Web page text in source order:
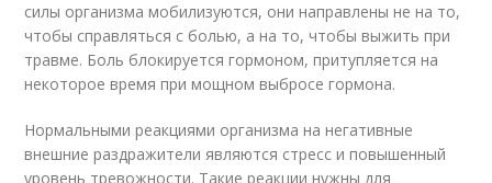
силы организма мобилизуются, они направлены не на то,
чтобы справляться с болью, а на то, чтобы выжить при
травме. Боль блокируется гормоном, притупляется на
некоторое время при мощном выбросе гормона.
Нормальными реакциями организма на негативные
внешние раздражители являются стресс и повышенный
уровень тревожности. Такие реакции нужны для